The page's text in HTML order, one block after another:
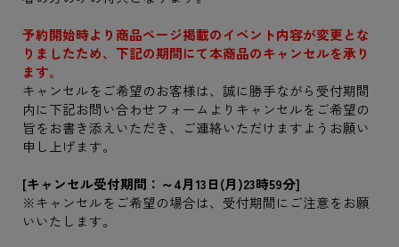
予約開始時より商品ページ掲載のイベント内容が変更とな
りましたため、下記の期間にて本商品のキャンセルを承り
ます。
キャンセルをご希望のお客様は、誠に勝手ながら受付期間
内に下記お問い合わせフォームよりキャンセルをご希望の
旨をお書き添えいただき、ご連絡いただけますようお願い
申し上げます。
[キャンセル受付期間：～4月13日(月)23時59分]
※キャンセルをご希望の場合は、受付期間にご注意をお願
いいたします。